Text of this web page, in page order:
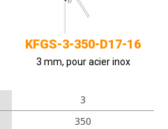
KFGS-3-350-D17-16
3 mm, pour acier inox
3
350